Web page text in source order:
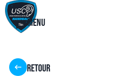
Menu
Retour